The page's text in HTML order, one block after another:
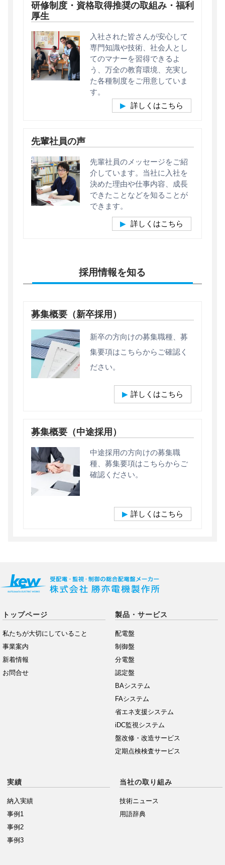
研修制度・資格取得推奨の取組み・福利
厚生
入社された皆さんが安心して
専門知識や技術、社会人とし
てのマナーを習得できるよ
う、万全の教育環境、充実し
た各種制度をご用意していま
す。
詳しくはこちら
先輩社員の声
先輩社員のメッセージをご紹
介しています。当社に入社を
決めた理由や仕事内容、成長
できたことなどを知ることが
できます。
詳しくはこちら
採用情報を知る
募集概要（新卒採用）
新卒の方向けの募集職種、募
集要項はこちらからご確認く
ださい。
詳しくはこちら
募集概要（中途採用）
中途採用の方向けの募集職
種、募集要項はこちらからご
確認ください。
詳しくはこちら
トップページ
私たちが大切にしていること
事業案内
新着情報
お問合せ
製品・サービス
配電盤
制御盤
分電盤
認定盤
BAシステム
FAシステム
省エネ支援システム
iDC監視システム
盤改修・改造サービス
定期点検検査サービス
実績
納入実績
事例1
事例2
事例3
当社の取り組み
技術ニュース
用語辞典